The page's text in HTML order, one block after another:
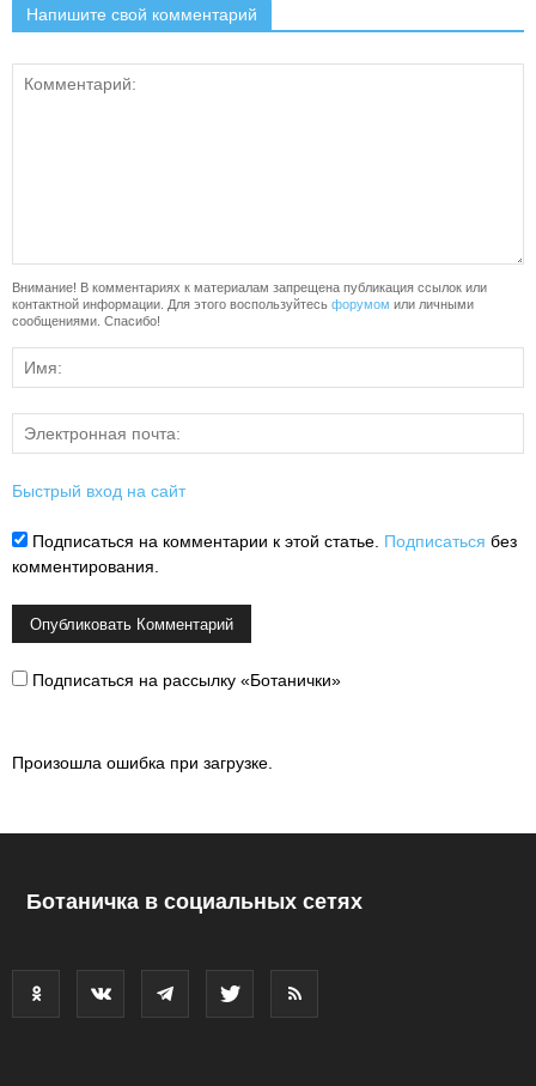
Напишите свой комментарий
Внимание! В комментариях к материалам запрещена публикация ссылок или
контактной информации. Для этого воспользуйтесь форумом или личными
сообщениями. Спасибо!
Быстрый вход на сайт
Подписаться на комментарии к этой статье. Подписаться без
комментирования.
Подписаться на рассылку «Ботанички»
Произошла ошибка при загрузке.
Ботаничка в социальных сетях